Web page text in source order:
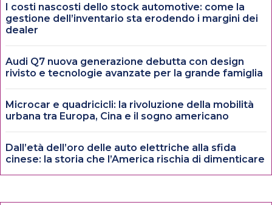
I costi nascosti dello stock automotive: come la
gestione dell’inventario sta erodendo i margini dei
dealer
Audi Q7 nuova generazione debutta con design
rivisto e tecnologie avanzate per la grande famiglia
Microcar e quadricicli: la rivoluzione della mobilità
urbana tra Europa, Cina e il sogno americano
Dall’età dell’oro delle auto elettriche alla sfida
cinese: la storia che l’America rischia di dimenticare